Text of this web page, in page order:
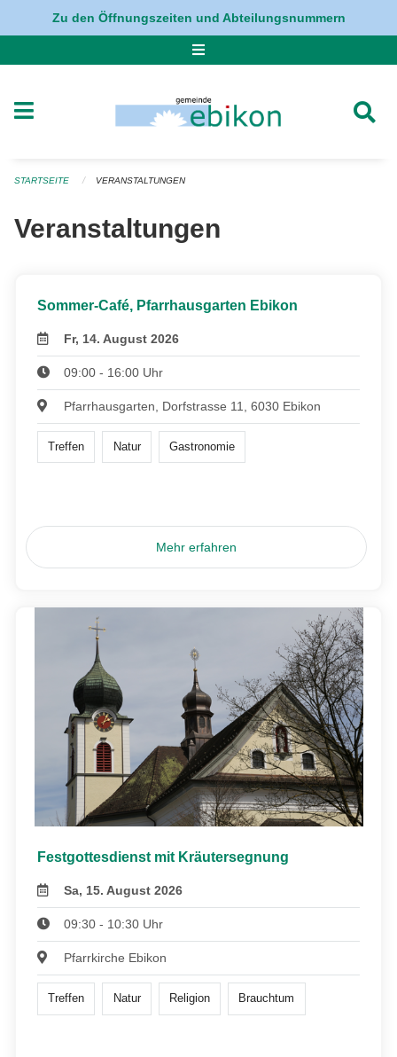
Navigation überspringen
Zu den Öffnungszeiten und Abteilungsnummern
STARTSEITE VERANSTALTUNGEN
Veranstaltungen
Sommer-Café, Pfarrhausgarten Ebikon
Fr, 14. August 2026
09:00 - 16:00 Uhr
Pfarrhausgarten, Dorfstrasse 11, 6030 Ebikon
Treffen Natur Gastronomie
Mehr erfahren
Festgottesdienst mit Kräutersegnung
Sa, 15. August 2026
09:30 - 10:30 Uhr
Pfarrkirche Ebikon
Treffen Natur Religion Brauchtum